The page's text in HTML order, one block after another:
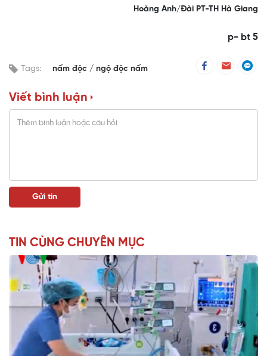
Hoàng Anh/Đài PT-TH Hà Giang
p- bt 5
Tags: nấm độc ngộ độc nấm
Viết bình luận
TIN CÙNG CHUYÊN MỤC